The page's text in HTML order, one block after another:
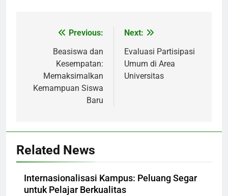
navigation
Previous:
Beasiswa dan
Kesempatan:
Memaksimalkan
Kemampuan Siswa
Baru
Next:
Evaluasi Partisipasi
Umum di Area
Universitas
Related News
Internasionalisasi Kampus: Peluang Segar
untuk Pelajar Berkualitas